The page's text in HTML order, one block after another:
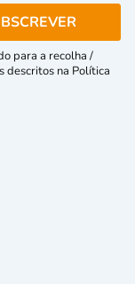
para a recolha /
descritos na Política